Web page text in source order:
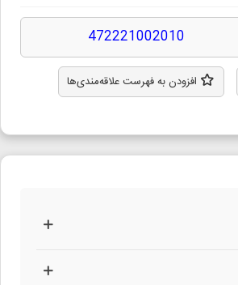
472221002010
افزودن به فهرست علاقه‌مندی‌ها